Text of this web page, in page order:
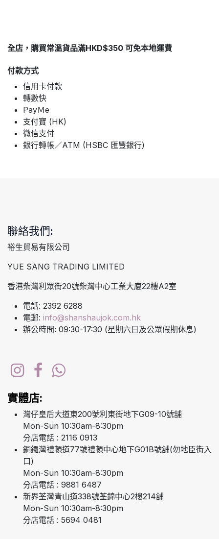
全店，購買常溫貨品滿HKD$350 可免本地運費
付款方式
信用卡付款
轉數快
PayＭe
支付寶 (HK)
微信支付
銀行轉帳／ATM (HSBC 匯豐銀行)
聯絡我們:
裕生貿易有限公司
YUE SANG TRADING LIMITED
香港柴灣利眾街20號柴灣中心工業大廈22樓A2室
電話: 2392 6288
電郵: info@shanshaujok.com.hk
辦公時間: 09:30-17:30 (星期六日及公眾假期休息)
實體店:
灣仔皇后大道東200號利東街地下G09-10號舖
Mon-Sun 10:30am-8:30pm
分店電話 : 2116 0913
銅鑼灣禮頓道77號禮頓中心地下G01B號舖(勿地臣街入
口)
Mon-Sun 10:30am-8:30pm
分店電話 : 9881 6487
新界荃灣青山道338號荃錦中心2樓214舖
Mon-Sun 10:30am-8:30pm
分店電話 : 5694 0481